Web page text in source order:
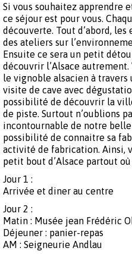
Si vous souhaitez apprendre
ce séjour est pour vous.
découverte. Tout d’abord,
des ateliers sur
Ensuite ce sera un petit
découvrir l’Alsace
le vignoble alsacien à travers
visite de cave avec
possibilité de découvrir la
de piste. Surtout n’oublions
incontournable de notre
possibilité de connaitre sa
activité de fabrication. Ainsi,
petit bout d’Alsace partout
Jour 1 :
Arrivée et diner au centre
Jour 2 :
Matin : Musée jean Frédéric
Déjeuner : panier-repas
AM : Seigneurie Andlau